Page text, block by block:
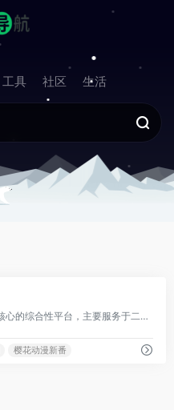
工具 社区 生活
樱花动漫是以动漫资源为核心的综合性平台，主要服务于二次元爱好者，提供漫画阅读、番剧观看及社区互动等功能。
樱花动漫新番